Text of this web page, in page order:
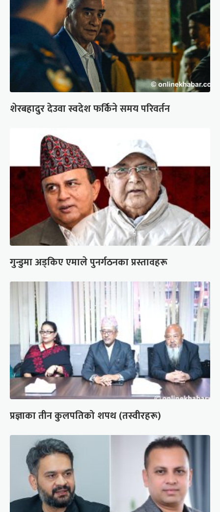
शेरबहादुर देउवा स्वदेश फर्किने समय परिवर्तन
गुन्डुमा अड्किए एमाले पुनर्गठनका प्रस्तावहरू
प्रज्ञाका तीन कुलपतिको शपथ (तस्वीरहरू)